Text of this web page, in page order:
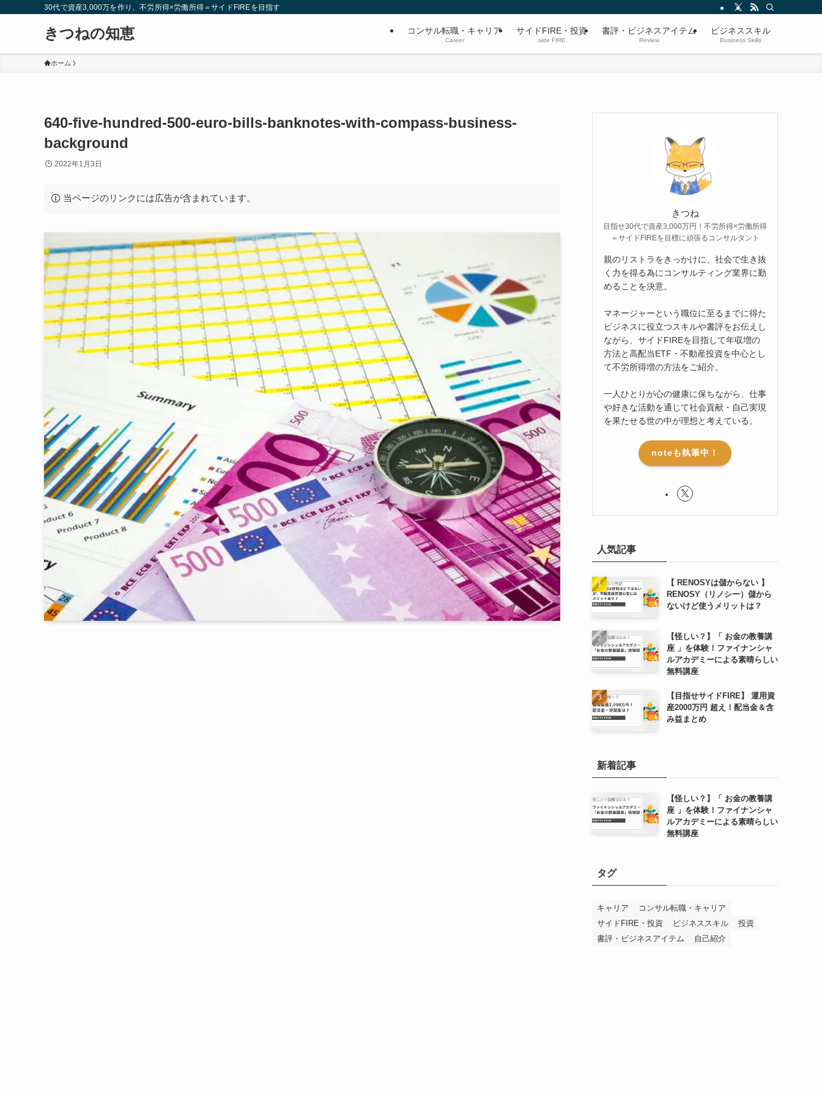
30代で資産3,000万を作り、不労所得×労働所得＝サイドFIREを目指す
きつねの知恵 コンサル転職・キャリア
Career
サイドFIRE・投資
side FIRE
書評・ビジネスアイテム
Review
ビジネススキル
Business Skills
ホーム
640-five-hundred-500-euro-bills-banknotes-with-compass-business-
background
2022年1月3日
当ページのリンクには広告が含まれています。
きつね
目指せ30代で資産3,000万円！不労所得×労働所得
＝サイドFIREを目標に頑張るコンサルタント
親のリストラをきっかけに、社会で生き抜
く力を得る為にコンサルティング業界に勤
めることを決意。
マネージャーという職位に至るまでに得た
ビジネスに役立つスキルや書評をお伝えし
ながら、サイドFIREを目指して年収増の
方法と高配当ETF・不動産投資を中心とし
て不労所得増の方法をご紹介。
一人ひとりが心の健康に保ちながら、仕事
や好きな活動を通じて社会貢献・自己実現
を果たせる世の中が理想と考えている。
noteも執筆中！
人気記事
【 RENOSYは儲からない 】
RENOSY（リノシー）儲から
ないけど使うメリットは？
【怪しい？】「 お金の教養講
座 」を体験！ファイナンシャ
ルアカデミーによる素晴らしい
無料講座
【目指せサイドFIRE】 運用資
産2000万円 超え！配当金＆含
み益まとめ
新着記事
【怪しい？】「 お金の教養講
座 」を体験！ファイナンシャ
ルアカデミーによる素晴らしい
無料講座
タグ
キャリア
コンサル転職・キャリア
サイドFIRE・投資
ビジネススキル
投資
書評・ビジネスアイテム
自己紹介